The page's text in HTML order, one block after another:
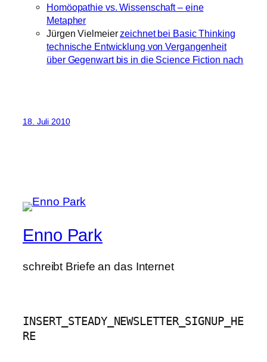
Homöopathie vs. Wissenschaft – eine
Metapher
Jürgen Vielmeier zeichnet bei Basic Thinking
technische Entwicklung von Vergangenheit
über Gegenwart bis in die Science Fiction nach
18. Juli 2010
Enno Park
schreibt Briefe an das Internet
INSERT_STEADY_NEWSLETTER_SIGNUP_HE
RE